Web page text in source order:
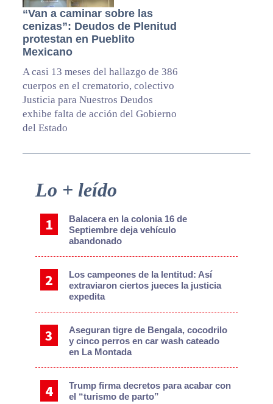
“Van a caminar sobre las
cenizas”: Deudos de Plenitud
protestan en Pueblito
Mexicano
A casi 13 meses del hallazgo de 386
cuerpos en el crematorio, colectivo
Justicia para Nuestros Deudos
exhibe falta de acción del Gobierno
del Estado
Primary
Lo + leído
Balacera en la colonia 16 de
Septiembre deja vehículo
abandonado
Los campeones de la lentitud: Así
extraviaron ciertos jueces la justicia
expedita
Aseguran tigre de Bengala, cocodrilo
y cinco perros en car wash cateado
en La Montada
Trump firma decretos para acabar con
el “turismo de parto”